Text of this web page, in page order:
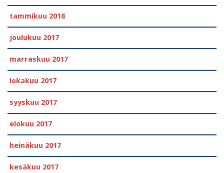
tammikuu 2018
joulukuu 2017
marraskuu 2017
lokakuu 2017
syyskuu 2017
elokuu 2017
heinäkuu 2017
kesäkuu 2017